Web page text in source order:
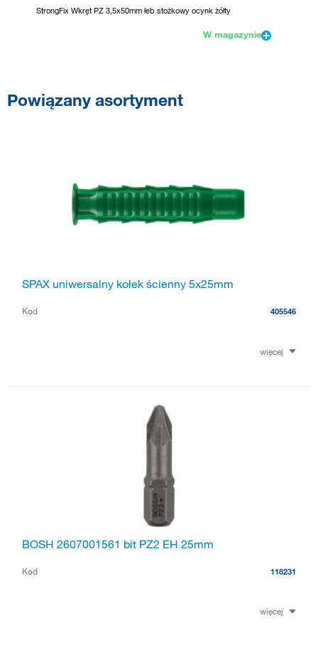
StrongFix Wkręt PZ 3,5x50mm łeb stożkowy ocynk żółty
W magazynie
Powiązany asortyment
SPAX uniwersalny kołek ścienny 5x25mm
Kod 405546
więcej
BOSH 2607001561 bit PZ2 EH 25mm
Kod 118231
więcej